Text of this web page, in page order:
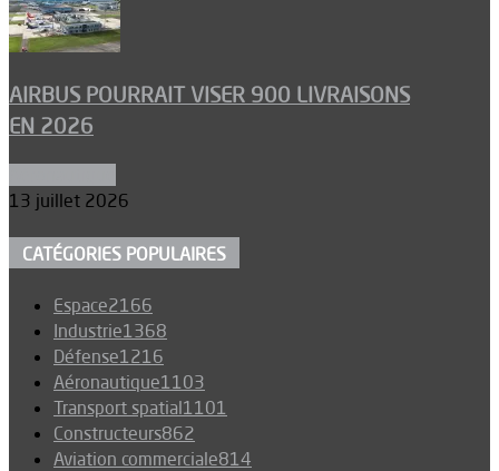
AIRBUS POURRAIT VISER 900 LIVRAISONS
EN 2026
13 juillet 2026
CATÉGORIES POPULAIRES
Espace2166
Industrie1368
Défense1216
Aéronautique1103
Transport spatial1101
Constructeurs862
Aviation commerciale814